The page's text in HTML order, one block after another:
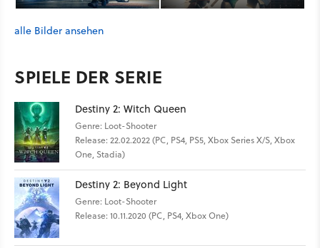
alle Bilder ansehen
SPIELE DER SERIE
Destiny 2: Witch Queen
Genre: Loot-Shooter
Release: 22.02.2022 (PC, PS4, PS5, Xbox Series X/S, Xbox
One, Stadia)
Destiny 2: Beyond Light
Genre: Loot-Shooter
Release: 10.11.2020 (PC, PS4, Xbox One)